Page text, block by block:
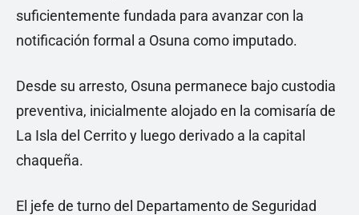
suficientemente fundada para avanzar con la
notificación formal a Osuna como imputado.
Desde su arresto, Osuna permanece bajo custodia
preventiva, inicialmente alojado en la comisaría de
La Isla del Cerrito y luego derivado a la capital
chaqueña.
El jefe de turno del Departamento de Seguridad